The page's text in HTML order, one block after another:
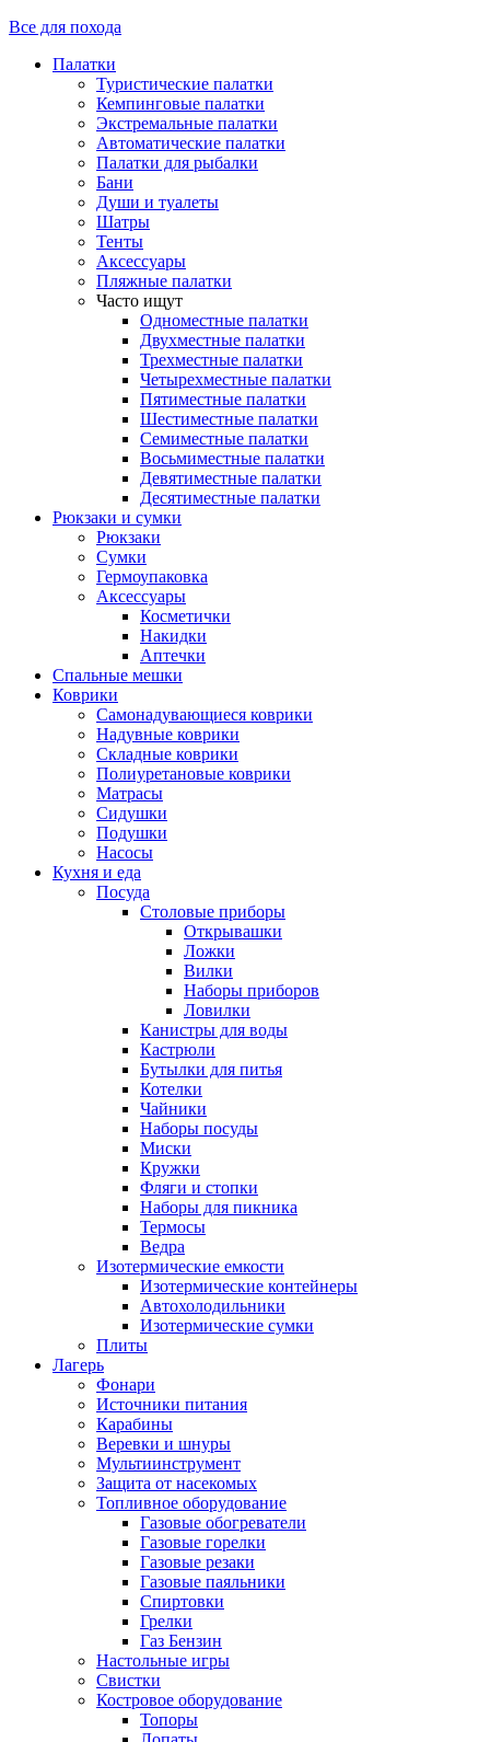
Все для похода
Палатки
Туристические палатки
Кемпинговые палатки
Экстремальные палатки
Автоматические палатки
Палатки для рыбалки
Бани
Души и туалеты
Шатры
Тенты
Аксессуары
Пляжные палатки
Часто ищут
Одноместные палатки
Двухместные палатки
Трехместные палатки
Четырехместные палатки
Пятиместные палатки
Шестиместные палатки
Семиместные палатки
Восьмиместные палатки
Девятиместные палатки
Десятиместные палатки
Рюкзаки и сумки
Рюкзаки
Сумки
Гермоупаковка
Аксессуары
Косметички
Накидки
Аптечки
Спальные мешки
Коврики
Самонадувающиеся коврики
Надувные коврики
Складные коврики
Полиуретановые коврики
Матрасы
Сидушки
Подушки
Насосы
Кухня и еда
Посуда
Столовые приборы
Открывашки
Ложки
Вилки
Наборы приборов
Ловилки
Канистры для воды
Кастрюли
Бутылки для питья
Котелки
Чайники
Наборы посуды
Миски
Кружки
Фляги и стопки
Наборы для пикника
Термосы
Ведра
Изотермические емкости
Изотермические контейнеры
Автохолодильники
Изотермические сумки
Плиты
Лагерь
Фонари
Источники питания
Карабины
Веревки и шнуры
Мультиинструмент
Защита от насекомых
Топливное оборудование
Газовые обогреватели
Газовые горелки
Газовые резаки
Газовые паяльники
Спиртовки
Грелки
Газ Бензин
Настольные игры
Свистки
Костровое оборудование
Топоры